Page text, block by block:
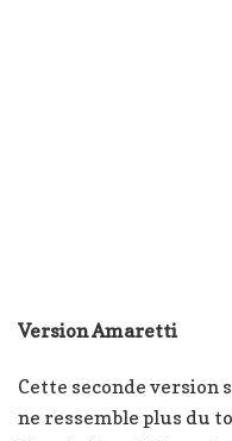
Version Amaretti
Cette seconde version
ne ressemble plus du